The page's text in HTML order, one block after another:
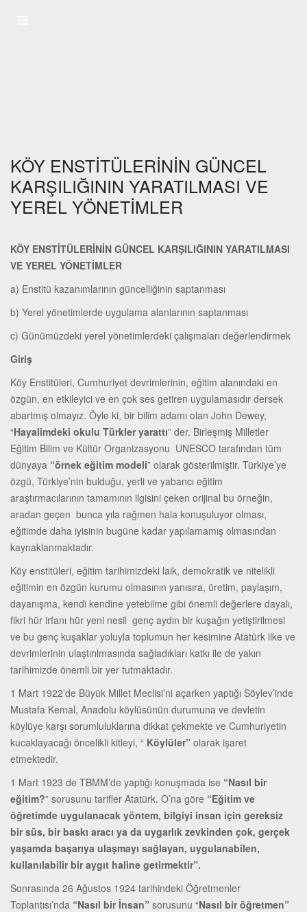
KÖY ENSTİTÜLERİNİN GÜNCEL
KARŞILIĞININ YARATILMASI VE
YEREL YÖNETİMLER
KÖY ENSTİTÜLERİNİN GÜNCEL KARŞILIĞININ YARATILMASI
VE YEREL YÖNETİMLER
a) Enstitü kazanımlarının güncelliğinin saptanması
b) Yerel yönetimlerde uygulama alanlarının saptanması
c) Günümüzdeki yerel yönetimlerdeki çalışmaları değerlendirmek
Giriş
Köy Enstitüleri, Cumhuriyet devrimlerinin, eğitim alanındaki en
özgün, en etkileyici ve en çok ses getiren uygulamasıdır dersek
abartmış olmayız. Öyle ki, bir bilim adamı olan John Dewey,
“Hayalimdeki okulu Türkler yarattı” der. Birleşmiş Milletler
Eğitim Bilim ve Kültür Organizasyonu UNESCO tarafından tüm
dünyaya “örnek eğitim modeli” olarak gösterilmiştir. Türkiye’ye
özgü, Türkiye’nin bulduğu, yerli ve yabancı eğitim
araştırmacılarının tamamının ilgisini çeken orijinal bu örneğin,
aradan geçen bunca yıla rağmen hala konuşuluyor olması,
eğitimde daha iyisinin bugüne kadar yapılamamış olmasından
kaynaklanmaktadır.
Köy enstitüleri, eğitim tarihimizdeki laik, demokratik ve nitelikli
eğitimin en özgün kurumu olmasının yanısıra, üretim, paylaşım,
dayanışma, kendi kendine yetebilme gibi önemli değerlere dayalı,
fikri hür irfanı hür yeni nesil genç aydın bir kuşağın yetiştirilmesi
ve bu genç kuşaklar yoluyla toplumun her kesimine Atatürk ilke ve
devrimlerinin ulaştırılmasında sağladıkları katkı ile de yakın
tarihimizde önemli bir yer tutmaktadır.
1 Mart 1922’de Büyük Millet Meclisi’ni açarken yaptığı Söylev’inde
Mustafa Kemal, Anadolu köylüsünün durumuna ve devletin
köylüye karşı sorumluluklarına dikkat çekmekte ve Cumhuriyetin
kucaklayacağı öncelikli kitleyi, “ Köylüler” olarak işaret
etmektedir.
1 Mart 1923 de TBMM’de yaptığı konuşmada ise “Nasıl bir
eğitim?” sorusunu tarifler Atatürk. O’na göre “Eğitim ve
öğretimde uygulanacak yöntem, bilgiyi insan için gereksiz
bir süs, bir baskı aracı ya da uygarlık zevkinden çok, gerçek
yaşamda başarıya ulaşmayı sağlayan, uygulanabilen,
kullanılabilir bir aygıt haline getirmektir”.
Sonrasında 26 Ağustos 1924 tarihindeki Öğretmenler
Toplantısı’nda “Nasıl bir İnsan” sorusunu “Nasıl bir öğretmen”